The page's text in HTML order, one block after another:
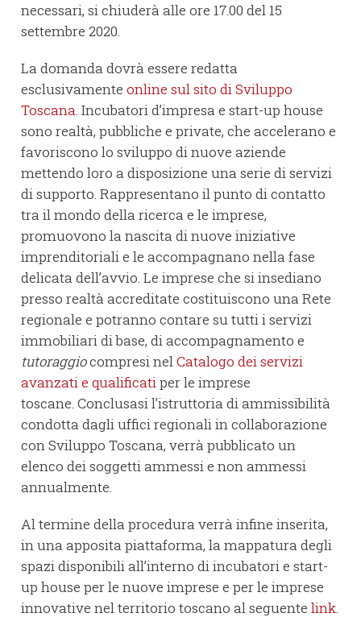
necessari, si chiuderà alle ore 17.00 del 15
settembre 2020.
La domanda dovrà essere redatta
esclusivamente online sul sito di Sviluppo
Toscana. Incubatori d’impresa e start-up house
sono realtà, pubbliche e private, che accelerano e
favoriscono lo sviluppo di nuove aziende
mettendo loro a disposizione una serie di servizi
di supporto. Rappresentano il punto di contatto
tra il mondo della ricerca e le imprese,
promuovono la nascita di nuove iniziative
imprenditoriali e le accompagnano nella fase
delicata dell’avvio. Le imprese che si insediano
presso realtà accreditate costituiscono una Rete
regionale e potranno contare su tutti i servizi
immobiliari di base, di accompagnamento e
tutoraggiocompresi nelCatalogo dei servizi
avanzati e qualificatiper le imprese
toscane. Conclusasi l’istruttoria di ammissibilità
condotta dagli uffici regionali in collaborazione
con Sviluppo Toscana, verrà pubblicato un
elenco dei soggetti ammessi e non ammessi
annualmente.
Al termine della procedura verrà infine inserita,
in una apposita piattaforma, la mappatura degli
spazi disponibili all’interno di incubatori e start-
up house per le nuove imprese e per le imprese
innovative nel territorio toscano al seguente link.